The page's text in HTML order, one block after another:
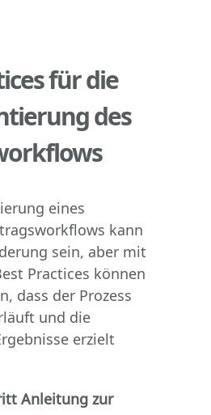
für die
des
eines
kann
sein, aber mit
Practices können
dass der Prozess
und die
erzielt
Anleitung zur